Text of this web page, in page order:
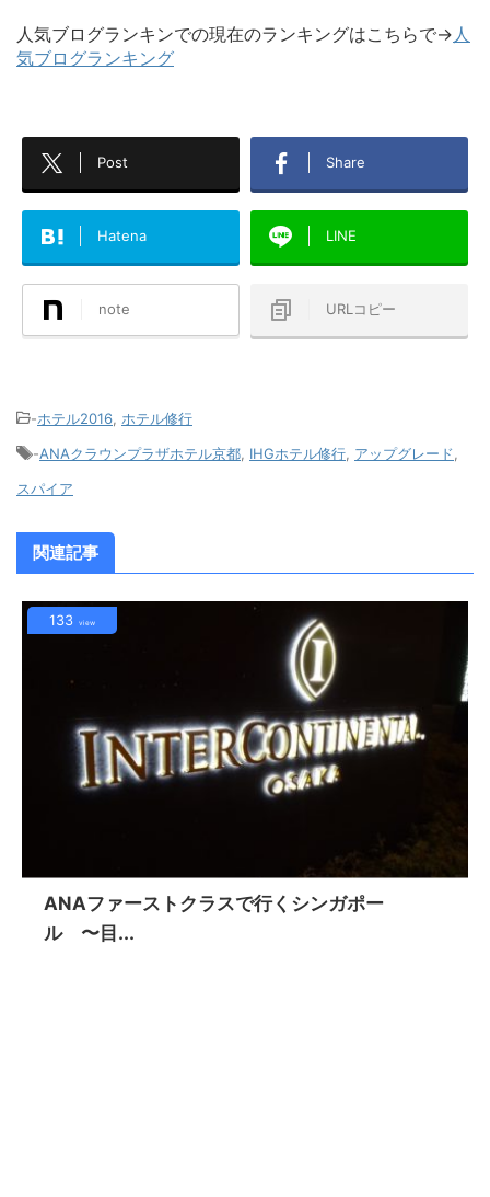
人気ブログランキンでの現在のランキングはこちらで→人
気ブログランキング
Post Share
Hatena LINE
note URLコピー
-ホテル2016 ホテル修行
-ANAクラウンプラザホテル京都 IHGホテル修行 アップグレード
スパイア
関連記事
133 view
ANAファーストクラスで行くシンガポー
ル 〜目...